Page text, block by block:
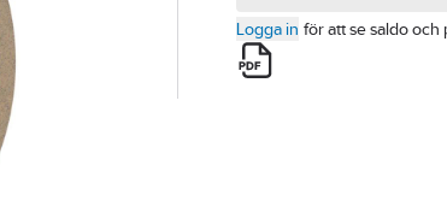
Logga in för att se saldo och